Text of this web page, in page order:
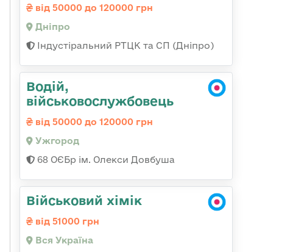
від 50000 до 120000 грн
Дніпро
Індустіральний РТЦК та СП (Дніпро)
Водій,
військовослужбовець
від 50000 до 120000 грн
Ужгород
68 ОЄБр ім. Олекси Довбуша
Військовий хімік
від 51000 грн
Вся Україна